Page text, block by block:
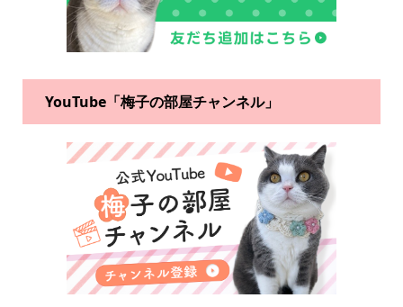
YouTube「梅子の部屋チャンネル」